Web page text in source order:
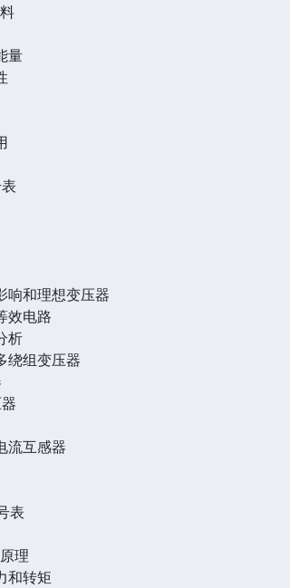
量
响和理想变压器
效电路
析
绕组变压器
流互感器
表
理
和转矩